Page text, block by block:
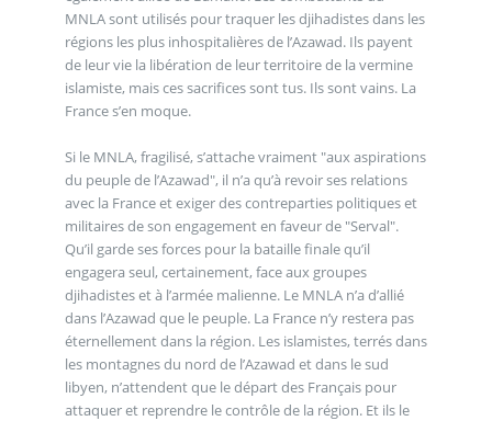
MNLA sont utilisés pour traquer les djihadistes dans les
régions les plus inhospitalières de l’Azawad. Ils payent
de leur vie la libération de leur territoire de la vermine
islamiste, mais ces sacrifices sont tus. Ils sont vains. La
France s’en moque.
Si le MNLA, fragilisé, s’attache vraiment "aux aspirations
du peuple de l’Azawad", il n’a qu’à revoir ses relations
avec la France et exiger des contreparties politiques et
militaires de son engagement en faveur de "Serval".
Qu’il garde ses forces pour la bataille finale qu’il
engagera seul, certainement, face aux groupes
djihadistes et à l’armée malienne. Le MNLA n’a d’allié
dans l’Azawad que le peuple. La France n’y restera pas
éternellement dans la région. Les islamistes, terrés dans
les montagnes du nord de l’Azawad et dans le sud
libyen, n’attendent que le départ des Français pour
attaquer et reprendre le contrôle de la région. Et ils le